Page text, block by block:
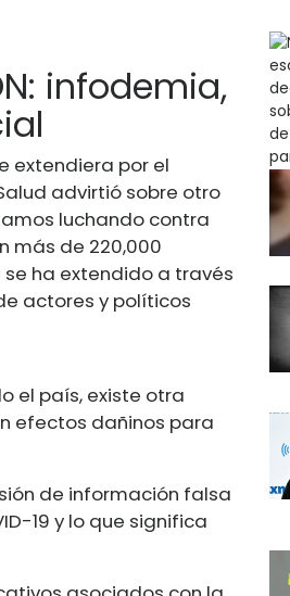
infodemia,
extendiera por el
advirtió sobre otro
luchando contra
más de 220,000
se ha extendido a través
actores y políticos
el país, existe otra
efectos dañinos para
de información falsa
19 y lo que significa